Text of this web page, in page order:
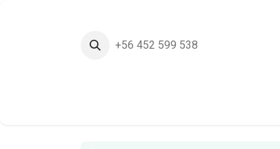
+56 452 599 538